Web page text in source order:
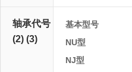
轴承代号
(2) (3)
基本型号
NU型
NJ型